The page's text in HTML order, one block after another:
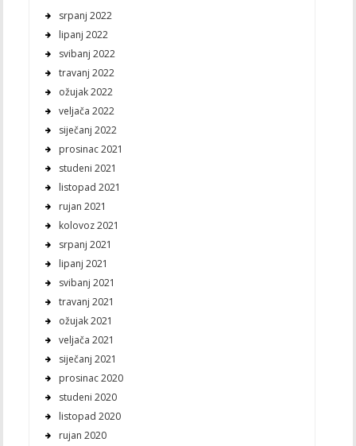
srpanj 2022
lipanj 2022
svibanj 2022
travanj 2022
ožujak 2022
veljača 2022
siječanj 2022
prosinac 2021
studeni 2021
listopad 2021
rujan 2021
kolovoz 2021
srpanj 2021
lipanj 2021
svibanj 2021
travanj 2021
ožujak 2021
veljača 2021
siječanj 2021
prosinac 2020
studeni 2020
listopad 2020
rujan 2020